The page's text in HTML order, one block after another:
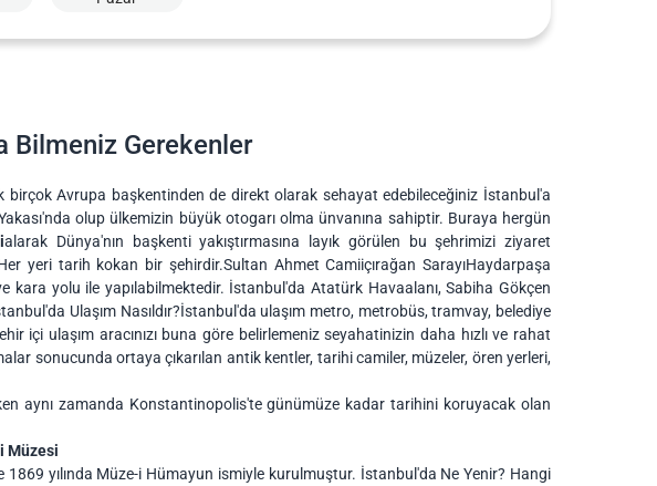
Bilmeniz Gerekenler
Avrupa başkentinden de direkt olarak sehayat edebileceğiniz İstanbul'a
olup ülkemizin büyük otogarı olma ünvanına sahiptir. Buraya hergün
alarak Dünya'nın başkenti yakıştırmasına layık görülen bu şehrimizi ziyaret
yeri tarih kokan bir şehirdir.Sultan Ahmet Camiiçırağan SarayıHaydarpaşa
kara yolu ile yapılabilmektedir. İstanbul'da Atatürk Havaalanı, Sabiha Gökçen
Ulaşım Nasıldır?İstanbul'da ulaşım metro, metrobüs, tramvay, belediye
ulaşım aracınızı buna göre belirlemeniz seyahatinizin daha hızlı ve rahat
sonucunda ortaya çıkarılan antik kentler, tarihi camiler, müzeler, ören yerleri,
aynı zamanda Konstantinopolis'te günümüze kadar tarihini koruyacak olan
Müzesi
yılında Müze-i Hümayun ismiyle kurulmuştur. İstanbul'da Ne Yenir? Hangi